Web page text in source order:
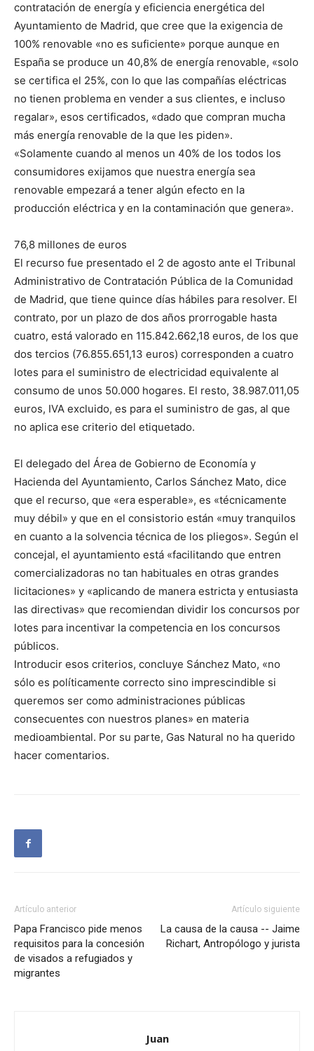
contratación de energía y eficiencia energética del
Ayuntamiento de Madrid, que cree que la exigencia de
100% renovable «no es suficiente» porque aunque en
España se produce un 40,8% de energía renovable, «solo
se certifica el 25%, con lo que las compañías eléctricas
no tienen problema en vender a sus clientes, e incluso
regalar», esos certificados, «dado que compran mucha
más energía renovable de la que les piden».
«Solamente cuando al menos un 40% de los todos los
consumidores exijamos que nuestra energía sea
renovable empezará a tener algún efecto en la
producción eléctrica y en la contaminación que genera».
76,8 millones de euros
El recurso fue presentado el 2 de agosto ante el Tribunal
Administrativo de Contratación Pública de la Comunidad
de Madrid, que tiene quince días hábiles para resolver. El
contrato, por un plazo de dos años prorrogable hasta
cuatro, está valorado en 115.842.662,18 euros, de los que
dos tercios (76.855.651,13 euros) corresponden a cuatro
lotes para el suministro de electricidad equivalente al
consumo de unos 50.000 hogares. El resto, 38.987.011,05
euros, IVA excluido, es para el suministro de gas, al que
no aplica ese criterio del etiquetado.
El delegado del Área de Gobierno de Economía y
Hacienda del Ayuntamiento, Carlos Sánchez Mato, dice
que el recurso, que «era esperable», es «técnicamente
muy débil» y que en el consistorio están «muy tranquilos
en cuanto a la solvencia técnica de los pliegos». Según el
concejal, el ayuntamiento está «facilitando que entren
comercializadoras no tan habituales en otras grandes
licitaciones» y «aplicando de manera estricta y entusiasta
las directivas» que recomiendan dividir los concursos por
lotes para incentivar la competencia en los concursos
públicos.
Introducir esos criterios, concluye Sánchez Mato, «no
sólo es políticamente correcto sino imprescindible si
queremos ser como administraciones públicas
consecuentes con nuestros planes» en materia
medioambiental. Por su parte, Gas Natural no ha querido
hacer comentarios.
Artículo anterior
Papa Francisco pide menos
requisitos para la concesión
de visados a refugiados y
migrantes
Artículo siguiente
La causa de la causa -- Jaime
Richart, Antropólogo y jurista
Juan